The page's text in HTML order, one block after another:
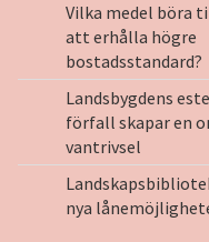
Vilka medel böra
att erhålla högre
bostadsstandard?
Landsbygdens
förfall skapar en
vantrivsel
nya